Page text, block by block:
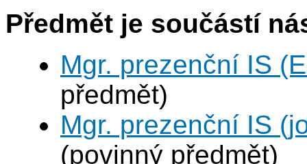
Předmět je součástí
Mgr. prezenční IS
předmět)
Mgr. prezenční IS
(povinný předmět)